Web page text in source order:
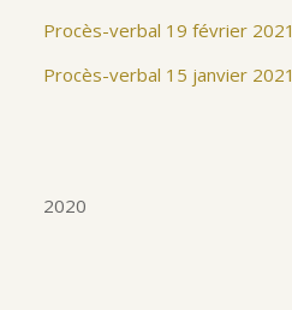
Procès-verbal 19 février 2021
Procès-verbal 15 janvier 2021
2020